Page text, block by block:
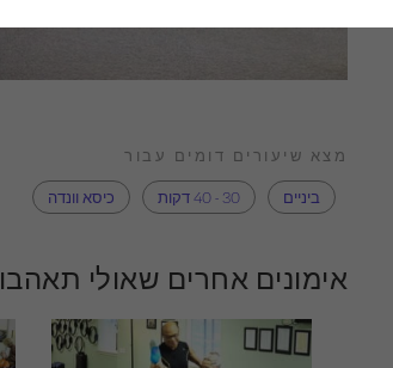
מצא שיעורים דומים עבור
ביניים
30 - 40 דקות כיסא וונדה
אימונים אחרים שאולי תאהבו